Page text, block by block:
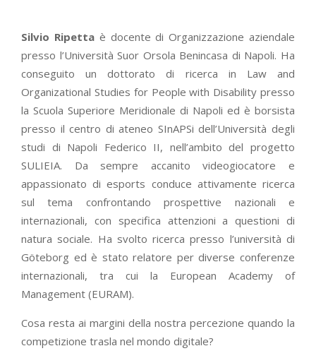
Silvio Ripettaè docente di Organizzazione aziendale
presso l’Università Suor Orsola Benincasa di Napoli. Ha
conseguito un dottorato di ricerca in Law and
Organizational Studies for People with Disability presso
la Scuola Superiore Meridionale di Napoli ed è borsista
presso il centro di ateneo SInAPSi dell’Università degli
studi di Napoli Federico II, nell’ambito del progetto
SULIEIA. Da sempre accanito videogiocatore e
appassionato di esports conduce attivamente ricerca
sul tema confrontando prospettive nazionali e
internazionali, con specifica attenzioni a questioni di
natura sociale. Ha svolto ricerca presso l’università di
Göteborg ed è stato relatore per diverse conferenze
internazionali, tra cui la European Academy of
Management (EURAM).
Cosa resta ai margini della nostra percezione quando la
competizione trasla nel mondo digitale?